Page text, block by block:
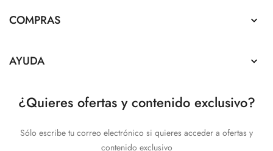
COMPRAS 
AYUDA 
¿Quieres ofertas y contenido exclusivo?
Sólo escribe tu correo electrónico si quieres acceder a ofertas y
contenido exclusivo